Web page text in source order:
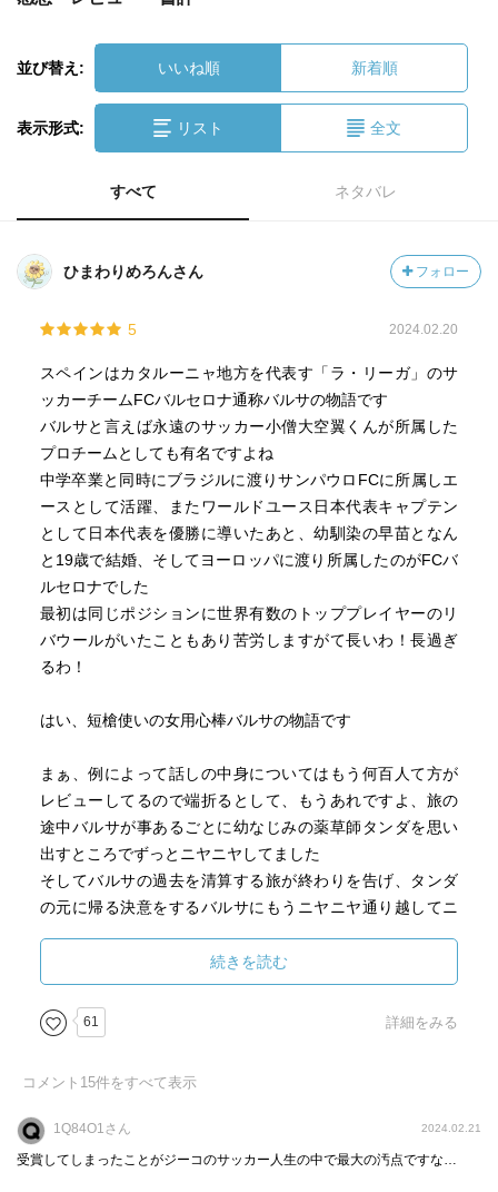
並び替え: いいね順 新着順
表示形式: リスト 全文
すべて ネタバレ
ひまわりめろんさん フォロー
5 2024.02.20
スペインはカタルーニャ地方を代表す「ラ・リーガ」のサ
ッカーチームFCバルセロナ通称バルサの物語です
バルサと言えば永遠のサッカー小僧大空翼くんが所属した
プロチームとしても有名ですよね
中学卒業と同時にブラジルに渡りサンパウロFCに所属しエ
ースとして活躍、またワールドユース日本代表キャプテン
として日本代表を優勝に導いたあと、幼馴染の早苗となん
と19歳で結婚、そしてヨーロッパに渡り所属したのがFCバ
ルセロナでした
最初は同じポジションに世界有数のトッププレイヤーのリ
バウールがいたこともあり苦労しますがて長いわ！長過ぎ
るわ！
はい、短槍使いの女用心棒バルサの物語です
まぁ、例によって話しの中身についてはもう何百人て方が
レビューしてるので端折るとして、もうあれですよ、旅の
途中バルサが事あるごとに幼なじみの薬草師タンダを思い
出すところでずっとニヤニヤしてました
そしてバルサの過去を清算する旅が終わりを告げ、タンダ
の元に帰る決意をするバルサにもうニヤニヤ通り越してニ
どうせあれでしょ？二人結婚すんでしょ？幼馴染の翼くん
と早苗みたいに（ここで繋がるか！）
うーん、こんなんばっかり書いててよくシルバー賞とか、
巾着とかくれるよなー
ブクログ見る目ないなw
続きを読む
61 詳細をみる
コメント 15件をすべて表示
1Q84O1さん 2024.02.21
受賞してしまったことがジーコのサッカー人生の中で最大の汚点ですな…